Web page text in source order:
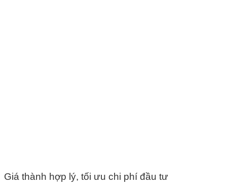
Giá thành hợp lý, tối ưu chi phí đầu tư